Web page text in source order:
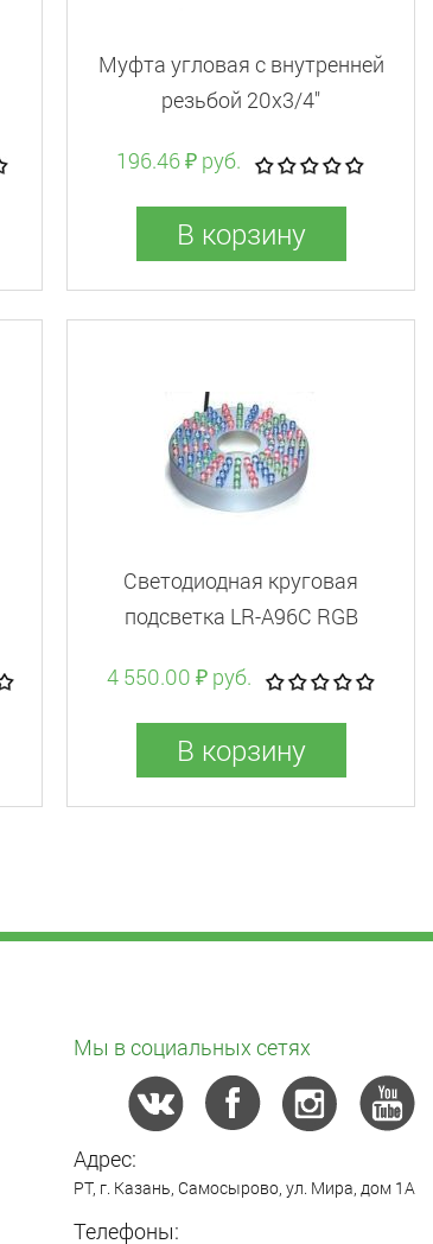
Муфта угловая c внутренней
резьбой 20x3/4"
196.46 ₽ руб.
В корзину
Светодиодная круговая
подсветка LR-A96C RGB
4 550.00 ₽ руб.
В корзину
Мы в социальных сетях
Адрес:
РТ, г. Казань, Самосырово, ул. Мира, дом 1А
Телефоны: